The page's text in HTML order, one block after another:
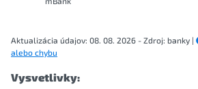
Aktualizácia údajov: 08. 08. 2026 - Zdroj: banky |
alebo chybu
Vysvetlivky: